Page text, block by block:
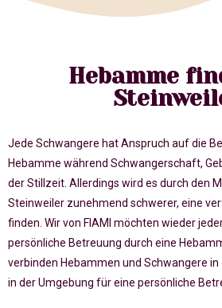
Hebamme
Jede Schwangere hat Anspruch auf die
Hebamme während Schwangerschaft,
der Stillzeit. Allerdings wird es durch den
Steinweiler zunehmend schwerer, eine
finden. Wir von FIAMI möchten wieder
persönliche Betreuung durch eine
verbinden Hebammen und Schwangere
in der Umgebung für eine persönliche